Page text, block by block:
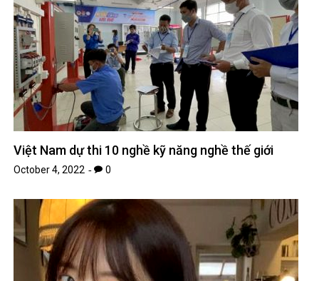
Việt Nam dự thi 10 nghề kỹ năng nghề thế giới
October 4, 2022 0